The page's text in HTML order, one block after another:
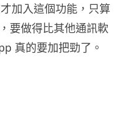
加入這個功能，只算
要做得比其他通訊軟
真的要加把勁了。